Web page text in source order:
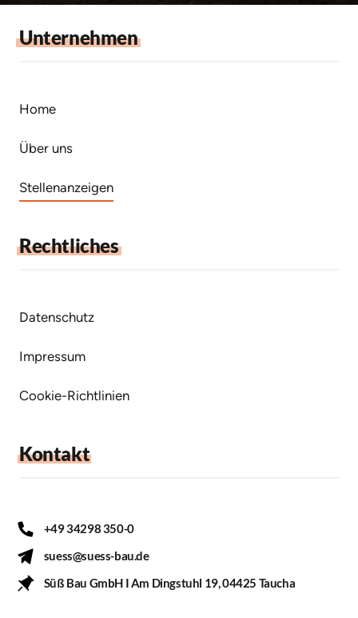
Unternehmen
Home
Über uns
Stellenanzeigen
Rechtliches
Datenschutz
Impressum
Cookie-Richtlinien
Kontakt
+49 34298 350-0
suess@suess-bau.de
Süß Bau GmbH I Am Dingstuhl 19, 04425 Taucha